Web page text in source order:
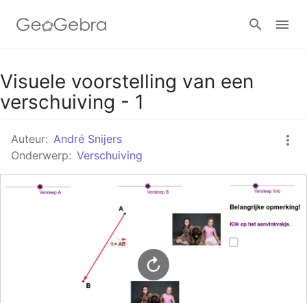
Google Classroom
Aanmelden
Visuele voorstelling van een
verschuiving - 1
Auteur: André Snijers
Onderwerp: Verschuiving